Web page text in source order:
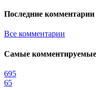
Последние комментарии
Все комментарии
Самые комментируемые
695
65